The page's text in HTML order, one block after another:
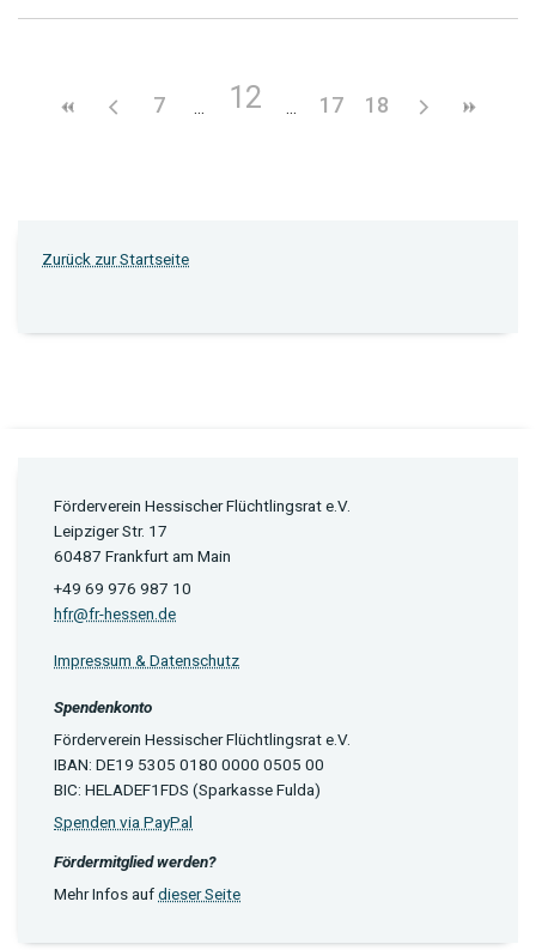
7 12 17 18
Zurück zur Startseite
Förderverein Hessischer Flüchtlingsrat e.V.
Leipziger Str. 17
60487 Frankfurt am Main
+49 69 976 987 10
hfr@fr-hessen.de
Impressum & Datenschutz
Spendenkonto
Förderverein Hessischer Flüchtlingsrat e.V.
IBAN: DE19 5305 0180 0000 0505 00
BIC: HELADEF1FDS (Sparkasse Fulda)
Spenden via PayPal
Fördermitglied werden?
Mehr Infos aufdieser Seite